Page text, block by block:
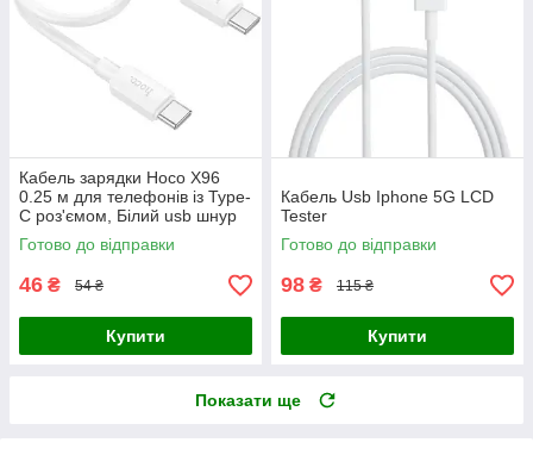
Кабель зарядки Hoco X96
0.25 м для телефонів із Type-
C роз'ємом, Білий usb шнур
60W для швидкого
заряджання смартфонів
Готово до відправки
46 ₴ 54 ₴
Купити
Кабель Usb Iphone 5G LCD
Tester
Готово до відправки
98 ₴ 115 ₴
Купити
Показати ще